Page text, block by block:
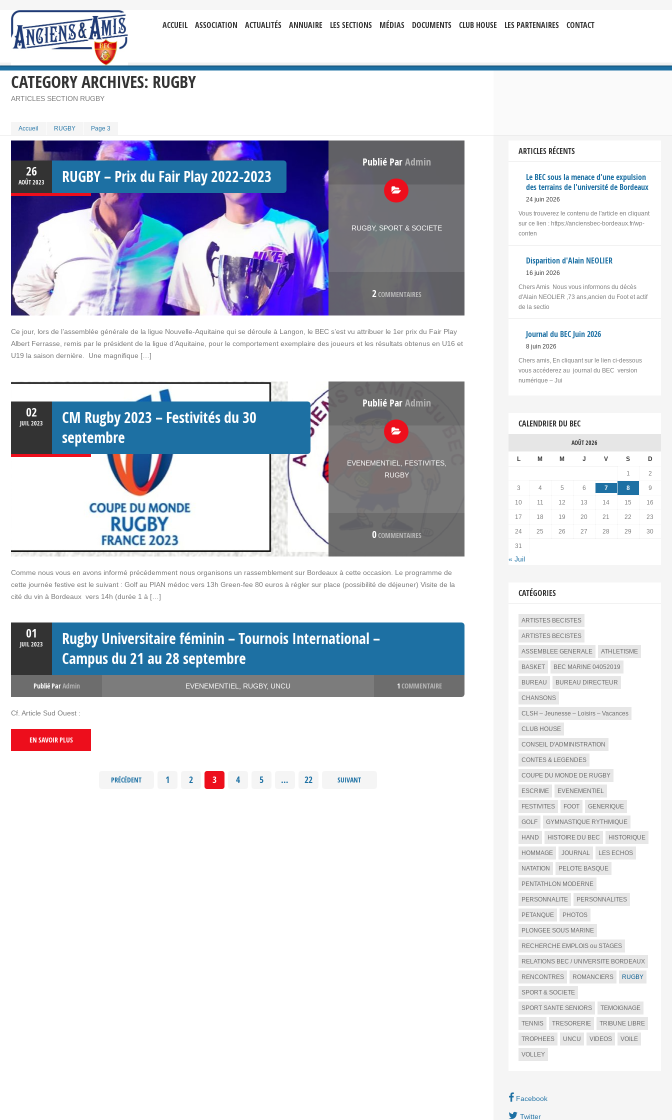
ACCUEIL ASSOCIATION ACTUALITÉS ANNUAIRE LES SECTIONS MÉDIAS DOCUMENTS CLUB HOUSE LES PARTENAIRES CONTACT
CATEGORY ARCHIVES: RUGBY
ARTICLES SECTION RUGBY
Accueil RUGBY Page 3
26
AOÛT2023 RUGBY – Prix du Fair Play 2022-2023
Publié ParAdmin
RUGBY, SPORT & SOCIETE
2COMMENTAIRES
Ce jour, lors de l’assemblée générale de la ligue Nouvelle-Aquitaine qui se déroule à Langon, le BEC s’est vu attribuer le 1er prix du Fair Play
Albert Ferrasse, remis par le président de la ligue d’Aquitaine, pour le comportement exemplaire des joueurs et les résultats obtenus en U16 et
U19 la saison dernière. Une magnifique […]
02
JUIL2023
CM Rugby 2023 – Festivités du 30
septembre
Publié ParAdmin
EVENEMENTIEL FESTIVITES,
RUGBY
0COMMENTAIRES
Comme nous vous en avons informé précédemment nous organisons un rassemblement sur Bordeaux à cette occasion. Le programme de
cette journée festive est le suivant : Golf au PIAN médoc vers 13h Green-fee 80 euros à régler sur place (possibilité de déjeuner) Visite de la
cité du vin à Bordeaux vers 14h (durée 1 à […]
01
JUIL2023
Rugby Universitaire féminin – Tournois International –
Campus du 21 au 28 septembre
Publié ParAdmin EVENEMENTIEL RUGBY, UNCU 1 COMMENTAIRE
Cf. Article Sud Ouest :
EN SAVOIR PLUS
PRÉCÉDENT 1 2 3 4 5 … 22 SUIVANT
ARTICLES RÉCENTS
Le BEC sous la menace d'une expulsion
des terrains de l'université de Bordeaux
24 juin 2026
Vous trouverez le contenu de l'article en cliquant
sur ce lien : https://anciensbec-bordeaux.fr/wp-
conten
Disparition d'Alain NEOLIER
16 juin 2026
Chers Amis Nous vous informons du décès
d'Alain NEOLIER ,73 ans,ancien du Foot et actif
de la sectio
Journal du BEC Juin 2026
8 juin 2026
Chers amis, En cliquant sur le lien ci-dessous
vous accéderez au journal du BEC version
numérique – Jui
CALENDRIER DU BEC
AOÛT 2026
L M M J V S D
1 2
3 4 5 6 7 8 9
10 11 12 13 14 15 16
17 18 19 20 21 22 23
24 25 26 27 28 29 30
31
« Juil
CATÉGORIES
ARTISTES BECISTES
ARTISTES BECISTES
ASSEMBLEE GENERALE ATHLETISME
BASKET BEC MARINE 04052019
BUREAU BUREAU DIRECTEUR
CHANSONS
CLSH – Jeunesse – Loisirs – Vacances
CLUB HOUSE
CONSEIL D'ADMINISTRATION
CONTES & LEGENDES
COUPE DU MONDE DE RUGBY
ESCRIME EVENEMENTIEL
FESTIVITES FOOT GENERIQUE
GOLF GYMNASTIQUE RYTHMIQUE
HAND HISTOIRE DU BEC HISTORIQUE
HOMMAGE JOURNAL LES ECHOS
NATATION PELOTE BASQUE
PENTATHLON MODERNE
PERSONNALITE PERSONNALITES
PETANQUE PHOTOS
PLONGEE SOUS MARINE
RECHERCHE EMPLOIS ou STAGES
RELATIONS BEC / UNIVERSITE BORDEAUX
RENCONTRES ROMANCIERS RUGBY
SPORT & SOCIETE
SPORT SANTE SENIORS TEMOIGNAGE
TENNIS TRESORERIE TRIBUNE LIBRE
TROPHEES UNCU VIDEOS VOILE
VOLLEY
Facebook
Twitter